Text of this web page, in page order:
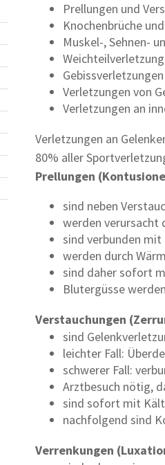
Prellungen und
Knochenbrüche
Muskel-, Sehnen-
Gebissverletzungen
Verletzungen von
Verletzungen an
Verletzungen an
80% aller
Prellungen
sind neben
werden verursacht
sind verbunden
werden durch
sind daher sofort
Blutergüsse
Verstauchungen
sind
leichter Fall:
schwerer Fall:
Arztbesuch nötig,
sind sofort mit
nachfolgend sind
Verrenkungen